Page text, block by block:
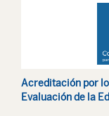
Acreditación por
Evaluación de la